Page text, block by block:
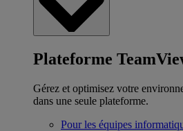
Plateforme
Gérez et optimisez votre
dans une seule plateforme.
Pour les équipes